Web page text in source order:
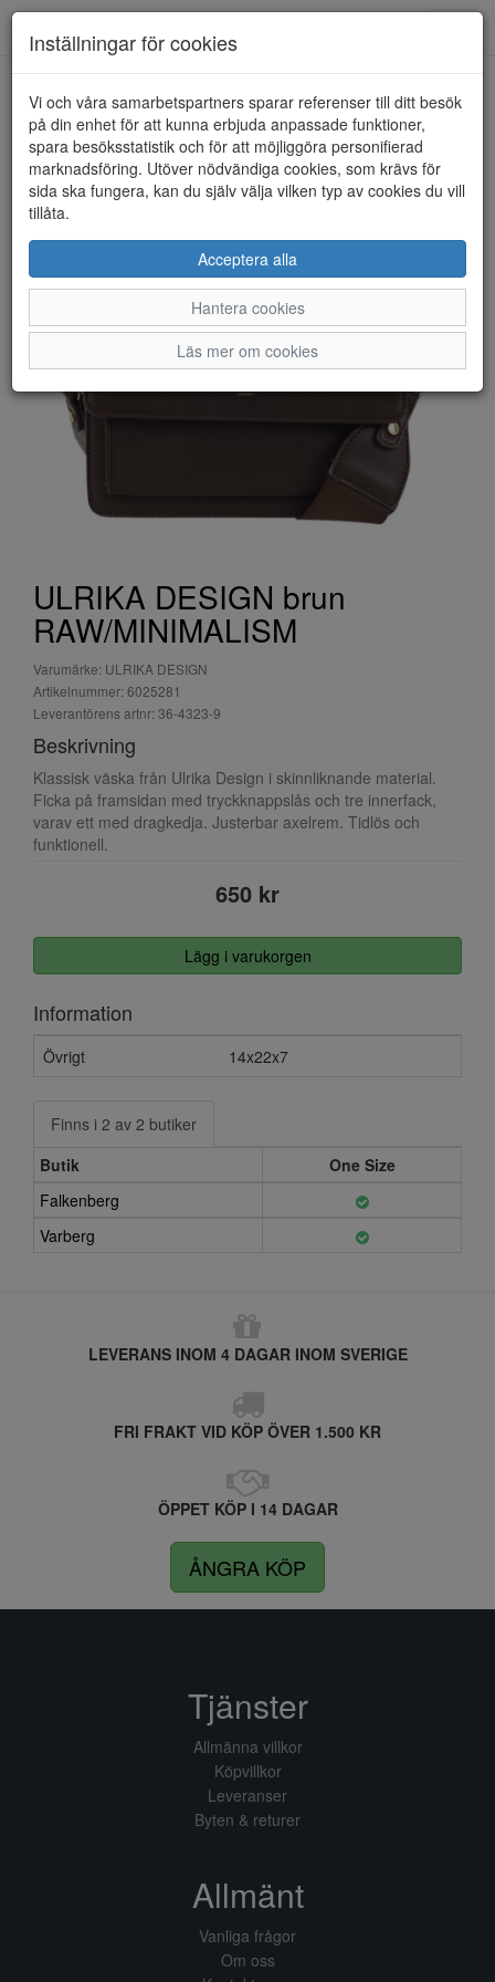
HEM ULRIKA DESIGN
ULRIKA DESIGN brun
RAW/MINIMALISM
Varumärke: ULRIKA DESIGN
Artikelnummer: 6025281
Leverantörens artnr: 36-4323-9
Beskrivning
Klassisk väska från Ulrika Design i skinnliknande material.
Ficka på framsidan med tryckknappslås och tre innerfack,
varav ett med dragkedja. Justerbar axelrem. Tidlös och
funktionell.
650 kr
Lägg i varukorgen
Information
Övrigt 14x22x7
Finns i 2 av 2 butiker
Butik
One Size
Falkenberg
Varberg
LEVERANS INOM 4 DAGAR INOM SVERIGE
FRI FRAKT VID KÖP ÖVER 1.500 KR
ÖPPET KÖP I 14 DAGAR
ÅNGRA KÖP
Inställningar för cookies
Vi och våra samarbetspartners sparar referenser till ditt besök
på din enhet för att kunna erbjuda anpassade funktioner,
spara besöksstatistik och för att möjliggöra personifierad
marknadsföring. Utöver nödvändiga cookies, som krävs för
sida ska fungera, kan du själv välja vilken typ av cookies du vill
tillåta.
Acceptera alla
Hantera cookies
Läs mer om cookies
Tjänster
Allmänna villkor
Köpvillkor
Leveranser
Byten & returer
Allmänt
Vanliga frågor
Om oss